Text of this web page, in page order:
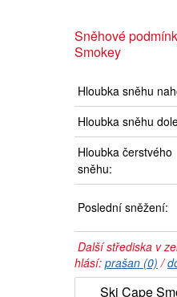
Sněhové
Smokey
Hloubka sněhu
Hloubka sněhu
Hloubka čerstvého
sněhu:
Poslední sněžení:
Další střediska v
hlásí: prašan (0) /
Ski Cape